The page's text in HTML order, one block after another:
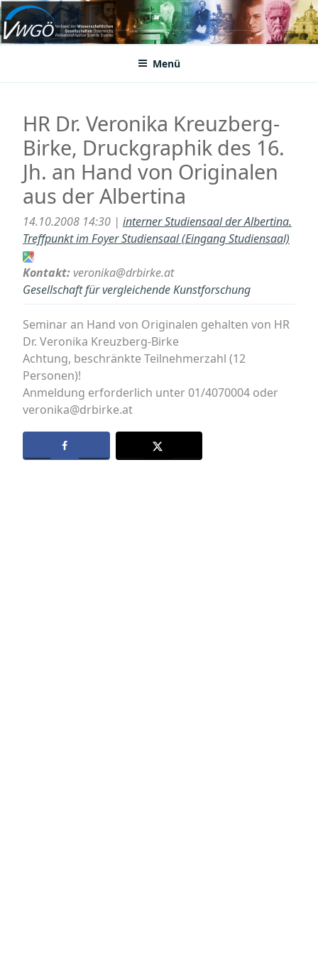
Zum
Inhalt
springenVWGÖ
Federation of Austrian Scientific Societies
Menü
HR Dr. Veronika Kreuzberg-
Birke, Druckgraphik des 16.
Jh. an Hand von Originalen
aus der Albertina
14.10.2008 14:30 | interner Studiensaal der Albertina.
Treffpunkt im Foyer Studiensaal (Eingang Studiensaal)
Kontakt: veronika@drbirke.at
Gesellschaft für vergleichende Kunstforschung
Seminar an Hand von Originalen gehalten von HR
Dr. Veronika Kreuzberg-Birke
Achtung, beschränkte Teilnehmerzahl (12
Personen)!
Anmeldung erforderlich unter 01/4070004 oder
veronika@drbirke.at